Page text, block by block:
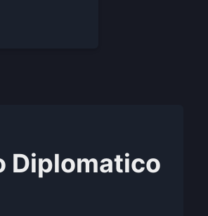
Diplomatico